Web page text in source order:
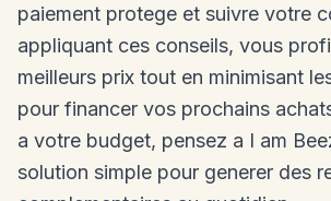
paiement protege et suivre votre
appliquant ces conseils, vous
meilleurs prix tout en minimisant
pour financer vos prochains
a votre budget, pensez a I am
solution simple pour generer des